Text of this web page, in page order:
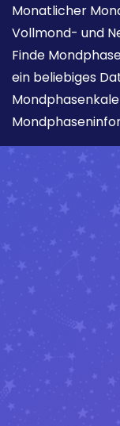
Monatlicher
Vollmond- und
Finde
ein beliebiges